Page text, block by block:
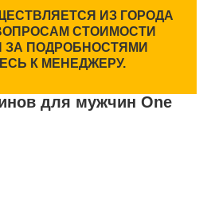
ИЗ ГОРОДА
СТОИМОСТИ
ЗА ПОДРОБНОСТЯМИ
К МЕНЕДЖЕРУ.
для мужчин One